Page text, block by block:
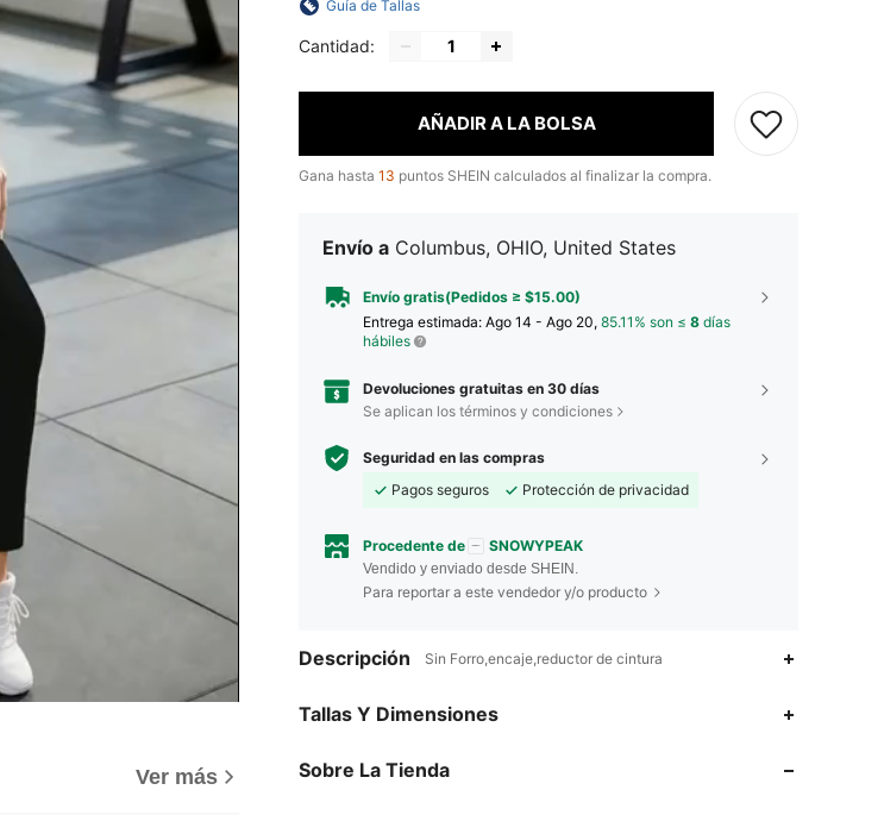
Ver más
Guía de Tallas
Cantidad:
AÑADIR A LA BOLSA
Gana hasta 13 puntos SHEIN calculados al finalizar la compra.
Envío a Columbus, OHIO, United States
Envío gratis(Pedidos ≥ $15.00)
Entrega estimada: Ago 14 - Ago 20, 85.11% son ≤ 8 días
hábiles
Devoluciones gratuitas en 30 días
Se aplican los términos y condiciones
Seguridad en las compras
Pagos seguros
Protección de privacidad
Procedente de SNOWYPEAK
Vendido y enviado desde SHEIN.
Para reportar a este vendedor y/o producto
Descripción Sin Forro,encaje,reductor de cintura
Tallas Y Dimensiones
Sobre La Tienda
4.85